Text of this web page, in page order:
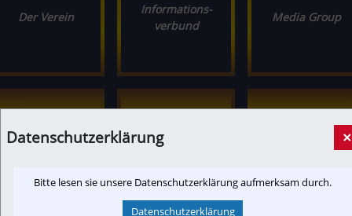
Der Verein
Informations­
verbund
Media Group
marketing
Dienstleistungen
Online Werbung
Datenschutzerklärung ×
Bitte lesen sie unsere Datenschutzerklärung aufmerksam durch.
Datenschutzerklärung